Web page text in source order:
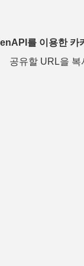
를 이용한 카
공유할 URL을